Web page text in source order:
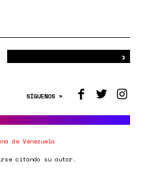
›
SÍGUENOS >
de Venezuela
citando su autor.